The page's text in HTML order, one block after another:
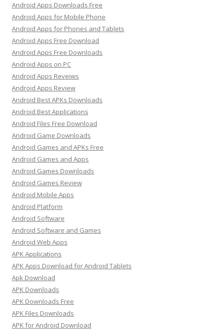
Android Apps Downloads Free
Android Apps for Mobile Phone
Android Apps for Phones and Tablets
Android Apps Free Download
Android Apps Free Downloads
Android Apps on PC
Android Apps Reveiws
Android Apps Review
Android Best APKs Downloads
Android Best Applications
Android Files Free Download
Android Game Downloads
Android Games and APKs Free
Android Games and Apps
Android Games Downloads
Android Games Review
Android Mobile Apps
Android Platform
Android Software
Android Software and Games
Android Web Apps
APK Applications
APK Apps Download for Android Tablets
Apk Download
APK Downloads
APK Downloads Free
APK Files Downloads
APK for Android Download